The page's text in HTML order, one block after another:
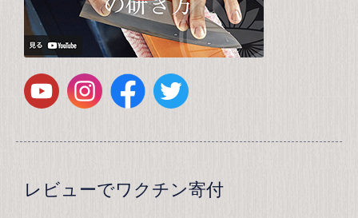
レビューでワクチン寄付